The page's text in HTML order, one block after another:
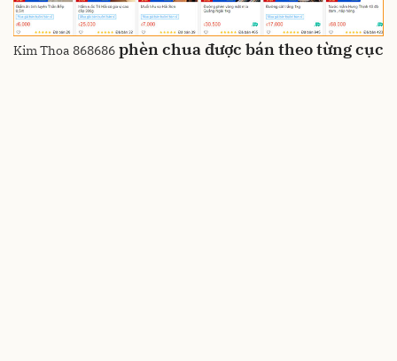
Kim Thoa 868686 phèn chua được bán theo từng cục